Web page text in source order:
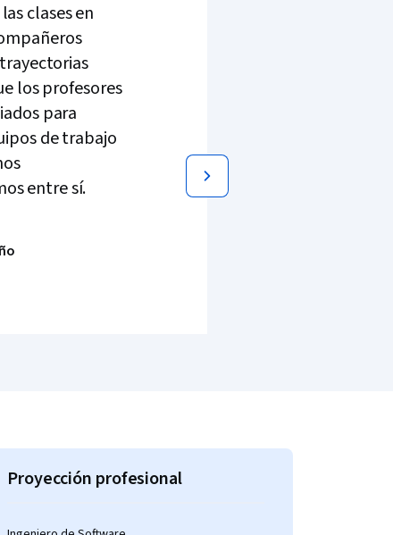
clases en
los profesores
para
de trabajo
entre sí.
Proyección profesional